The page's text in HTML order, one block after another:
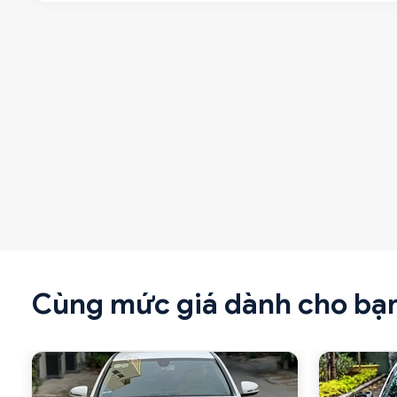
Cùng mức giá dành cho